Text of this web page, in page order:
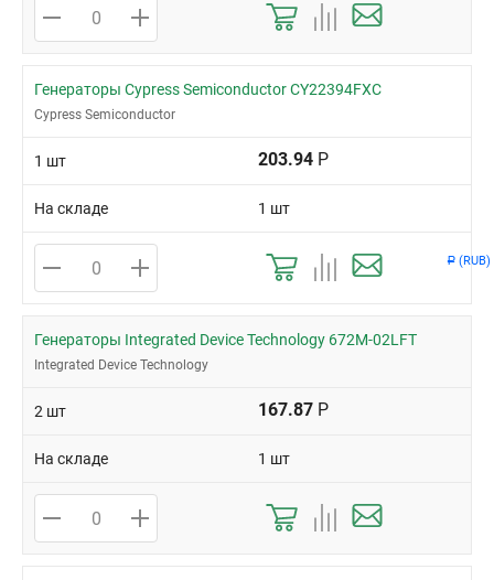
Р (RUB)
Генераторы Cypress Semiconductor CY22394FXC
Cypress Semiconductor
1 шт 203.94 Р
На складе 1 шт
Генераторы Integrated Device Technology 672M-02LFT
Integrated Device Technology
2 шт 167.87 Р
На складе 1 шт